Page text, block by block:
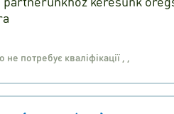
потребує кваліфікації